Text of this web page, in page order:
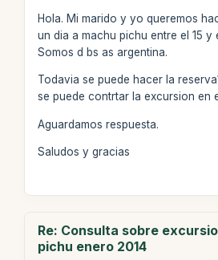
Hola. Mi marido y yo queremos
un dia a machu pichu entre el 15 y
Somos d bs as argentina.
Todavia se puede hacer la
se puede contrtar la excursion en
Aguardamos respuesta.
Saludos y gracias
Re: Consulta sobre
pichu enero 2014